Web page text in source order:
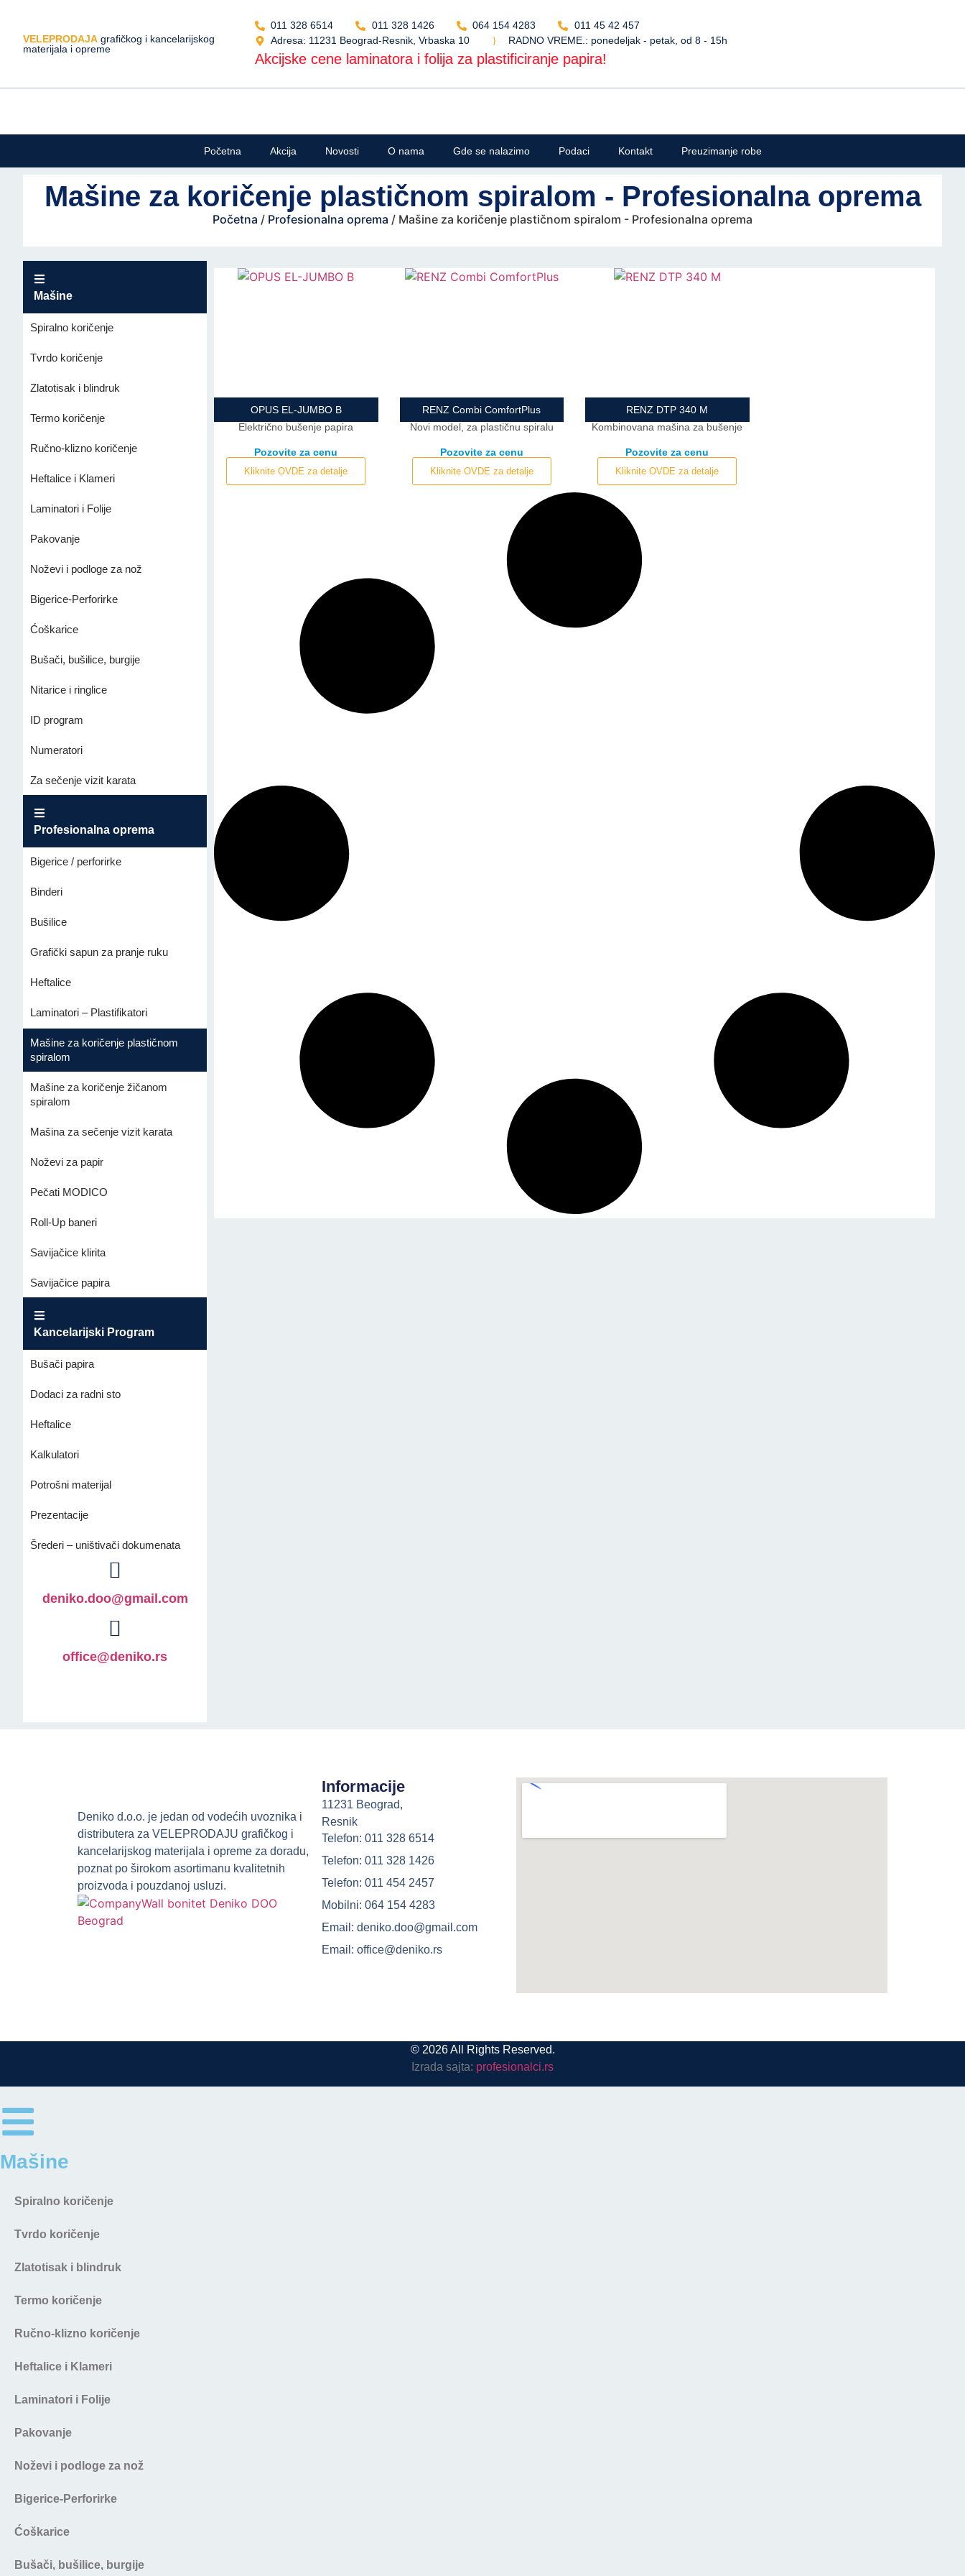
VELEPRODAJA grafičkog i kancelarijskog
materijala i opreme
011 328 6514 011 328 1426 064 154 4283
011 45 42 457
Adresa: 11231 Beograd-Resnik, Vrbaska 10
RADNO VREME.: ponedeljak - petak, od 8 - 15h
Akcijske cene laminatora i folija za plastificiranje papira!
Početna Akcija Novosti O nama Gde se nalazimo Podaci Kontakt Preuzimanje robe
Mašine za koričenje plastičnom spiralom - Profesionalna oprema
Početna / Profesionalna oprema / Mašine za koričenje plastičnom spiralom - Profesionalna oprema
Mašine
Spiralno koričenje
Tvrdo koričenje
Zlatotisak i blindruk
Termo koričenje
Ručno-klizno koričenje
Heftalice i Klameri
Laminatori i Folije
Pakovanje
Noževi i podloge za nož
Bigerice-Perforirke
Ćoškarice
Bušači, bušilice, burgije
Nitarice i ringlice
ID program
Numeratori
Za sečenje vizit karata
Profesionalna oprema
Bigerice / perforirke
Binderi
Bušilice
Grafički sapun za pranje ruku
Heftalice
Laminatori – Plastifikatori
Mašine za koričenje plastičnom
spiralom
Mašine za koričenje žičanom
spiralom
Mašina za sečenje vizit karata
Noževi za papir
Pečati MODICO
Roll-Up baneri
Savijačice klirita
Savijačice papira
Kancelarijski Program
Bušači papira
Dodaci za radni sto
Heftalice
Kalkulatori
Potrošni materijal
Prezentacije
Šrederi – uništivači dokumenata
deniko.doo@gmail.com
office@deniko.rs
OPUS EL-JUMBO B
Električno bušenje papira
Pozovite za cenu
Kliknite OVDE za detalje
RENZ Combi ComfortPlus
Novi model, za plastičnu spiralu
Pozovite za cenu
Kliknite OVDE za detalje
RENZ DTP 340 M
Kombinovana mašina za bušenje
Pozovite za cenu
Kliknite OVDE za detalje
Deniko d.o.o. je jedan od vodećih uvoznika i
distributera za VELEPRODAJU grafičkog i
kancelarijskog materijala i opreme za doradu,
poznat po širokom asortimanu kvalitetnih
proizvoda i pouzdanoj usluzi.
Informacije
11231 Beograd,
Resnik
Telefon: 011 328 6514
Telefon: 011 328 1426
Telefon: 011 454 2457
Mobilni: 064 154 4283
Email: deniko.doo@gmail.com
Email: office@deniko.rs
© 2026 All Rights Reserved.
Izrada sajta: profesionalci.rs
Mašine
Spiralno koričenje
Tvrdo koričenje
Zlatotisak i blindruk
Termo koričenje
Ručno-klizno koričenje
Heftalice i Klameri
Laminatori i Folije
Pakovanje
Noževi i podloge za nož
Bigerice-Perforirke
Ćoškarice
Bušači, bušilice, burgije